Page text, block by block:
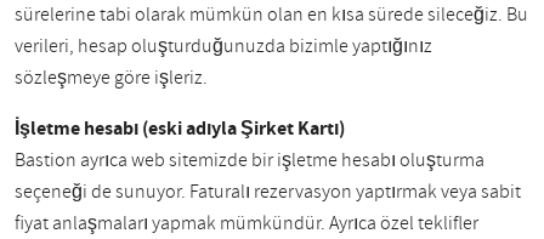
sürelerine tabi olarak mümkün olan en kısa sürede sileceğiz. Bu
verileri, hesap oluşturduğunuzda bizimle yaptığınız
sözleşmeye göre işleriz.
İşletme hesabı (eski adıyla Şirket Kartı)
Bastion ayrıca web sitemizde bir işletme hesabı oluşturma
seçeneği de sunuyor. Faturalı rezervasyon yaptırmak veya sabit
fiyat anlaşmaları yapmak mümkündür. Ayrıca özel teklifler